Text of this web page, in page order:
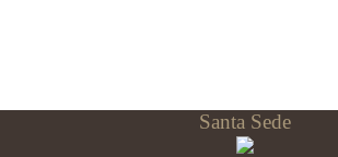
Santa Sede